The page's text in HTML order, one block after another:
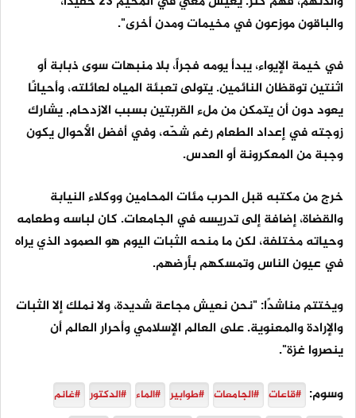
والباقون موزعون في مخيمات ومدن أخرى".
في خيمة الإيواء، يبدأ يومه فجراً، بلا منبهات سوى ذبابة أو
اثنتين توقظان النائمين. يتولى تعبئة المياه لعائلته، وأحيانًا
يعود دون أن يتمكن من ملء القربتين بسبب الازدحام. يشارك
زوجته في إعداد الطعام رغم شحّه، وفي أفضل الأحوال يكون
وجبة من المعكرونة أو العدس.
خرج من مكتبه قبل الحرب مئات المحامين ووكلاء النيابة
والقضاة، إضافة إلى تدريسه في الجامعات. كان لباسه وطعامه
وحياته مختلفة، لكن ما منحه الثبات اليوم هو الصمود الذي يراه
في عيون الناس وتمسكهم بأرضهم.
ويختتم مناشدًا: "نحن نعيش مجاعة شديدة، ولا نملك إلا الثبات
والإرادة والمعنوية. على العالم الإسلامي وأحرار العالم أن
ينصروا غزة".
وسوم: #قاعات #الجامعات #طوابير #الماء #الدكتور #غانم